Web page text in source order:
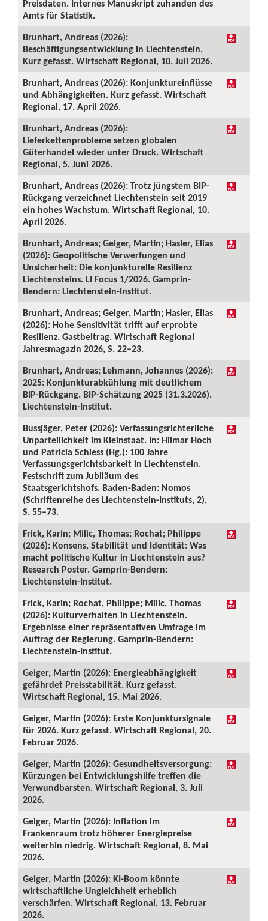
Preisdaten. Internes Manuskript zuhanden des
Amts für Statistik.
Brunhart, Andreas (2026):
Beschäftigungsentwicklung in Liechtenstein.
Kurz gefasst. Wirtschaft Regional, 10. Juli 2026.
Brunhart, Andreas (2026): Konjunktureinflüsse
und Abhängigkeiten. Kurz gefasst. Wirtschaft
Regional, 17. April 2026.
Brunhart, Andreas (2026):
Lieferkettenprobleme setzen globalen
Güterhandel wieder unter Druck. Wirtschaft
Regional, 5. Juni 2026.
Brunhart, Andreas (2026): Trotz jüngstem BIP-
Rückgang verzeichnet Liechtenstein seit 2019
ein hohes Wachstum. Wirtschaft Regional, 10.
April 2026.
Brunhart, Andreas; Geiger, Martin; Hasler, Elias
(2026): Geopolitische Verwerfungen und
Unsicherheit: Die konjunkturelle Resilienz
Liechtensteins. LI Focus 1/2026. Gamprin-
Bendern: Liechtenstein-Institut.
Brunhart, Andreas; Geiger, Martin; Hasler, Elias
(2026): Hohe Sensitivität trifft auf erprobte
Resilienz. Gastbeitrag. Wirtschaft Regional
Jahresmagazin 2026, S. 22–23.
Brunhart, Andreas; Lehmann, Johannes (2026):
2025: Konjunkturabkühlung mit deutlichem
BIP-Rückgang. BIP-Schätzung 2025 (31.3.2026).
Liechtenstein-Institut.
Bussjäger, Peter (2026): Verfassungsrichterliche
Unparteilichkeit im Kleinstaat. In: Hilmar Hoch
und Patricia Schiess (Hg.): 100 Jahre
Verfassungsgerichtsbarkeit in Liechtenstein.
Festschrift zum Jubiläum des
Staatsgerichtshofs. Baden-Baden: Nomos
(Schriftenreihe des Liechtenstein-Instituts, 2),
S. 55–73.
Frick, Karin; Milic, Thomas; Rochat; Philippe
(2026): Konsens, Stabilität und Identität: Was
macht politische Kultur in Liechtenstein aus?
Research Poster. Gamprin-Bendern:
Liechtenstein-Institut.
Frick, Karin; Rochat, Philippe; Milic, Thomas
(2026): Kulturverhalten in Liechtenstein.
Ergebnisse einer repräsentativen Umfrage im
Auftrag der Regierung. Gamprin-Bendern:
Liechtenstein-Institut.
Geiger, Martin (2026): Energieabhängigkeit
gefährdet Preisstabilität. Kurz gefasst.
Wirtschaft Regional, 15. Mai 2026.
Geiger, Martin (2026): Erste Konjunktursignale
für 2026. Kurz gefasst. Wirtschaft Regional, 20.
Februar 2026.
Geiger, Martin (2026): Gesundheitsversorgung:
Kürzungen bei Entwicklungshilfe treffen die
Verwundbarsten. Wirtschaft Regional, 3. Juli
2026.
Geiger, Martin (2026): Inflation im
Frankenraum trotz höherer Energiepreise
weiterhin niedrig. Wirtschaft Regional, 8. Mai
2026.
Geiger, Martin (2026): KI-Boom könnte
wirtschaftliche Ungleichheit erheblich
verschärfen. Wirtschaft Regional, 13. Februar
2026.